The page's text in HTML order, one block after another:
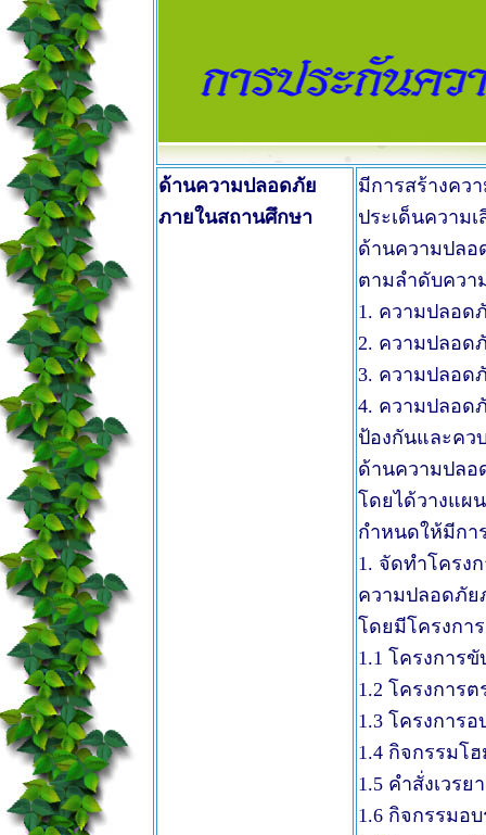
ด้านความปลอดภัย
ภายในสถานศึกษา
มีการสร้างคว
ประเด็นความเ
ด้านความปลอ
ตามลำดับคว
1. ความปลอด
2. ความปลอด
3. ความปลอด
4. ความปลอด
ป้องกันและคว
ด้านความปลอ
โดยได้วางแผ
กำหนดให้มีกา
1. จัดทำโครง
ความปลอดภัย
โดยมีโครงกา
1.1 โครงการ
1.2 โครงการ
1.3 โครงการ
1.4 กิจกรรมโ
1.5 คำสั่งเวร
1.6 กิจกรรมอ